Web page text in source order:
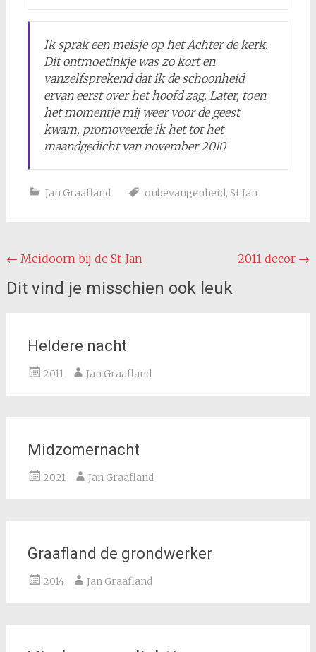
Ik sprak een meisje op het Achter de kerk.
Dit ontmoetinkje was zo kort en
vanzelfsprekend dat ik de schoonheid
ervan eerst over het hoofd zag. Later, toen
het momentje mij weer voor de geest
kwam, promoveerde ik het tot het
maandgedicht van november 2010
Jan Graafland onbevangenheid, St Jan
Bericht
navigatie
← Meidoorn bij de St-Jan 2011 decor →
Dit vind je misschien ook leuk
Heldere nacht
2011 Jan Graafland
Midzomernacht
2021 Jan Graafland
Graafland de grondwerker
2014 Jan Graafland